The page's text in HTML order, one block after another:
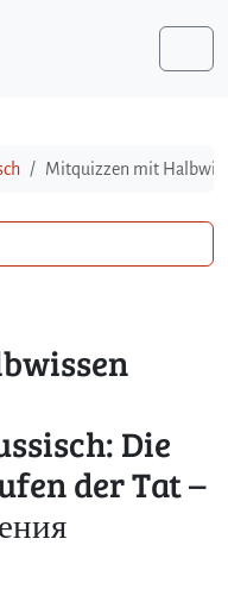
Mitquizzen mit
Die
der Tat –